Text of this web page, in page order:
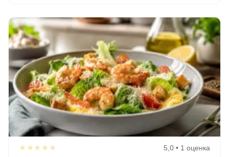
★★★★★ 5,0 • 1 оценка